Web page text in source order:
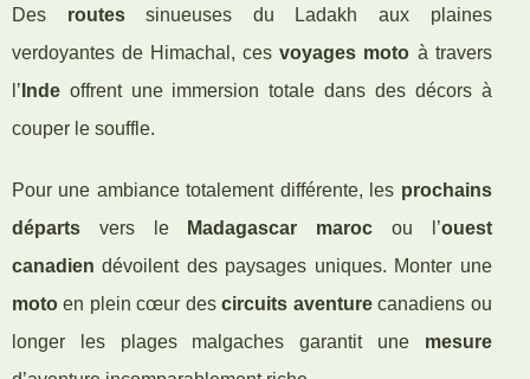
Des routessinueuses du Ladakh aux plaines
verdoyantes de Himachal, cesvoyages moto à travers
l’ Inde offrent une immersion totale dans des décors à
couper le souffle.
Pour une ambiance totalement différente, les prochains
départs vers le Madagascar maroc ou l’ouest
canadien dévoilent des paysages uniques. Monter une
moto en plein cœur descircuits aventurecanadiens ou
longer les plages malgaches garantit une mesure